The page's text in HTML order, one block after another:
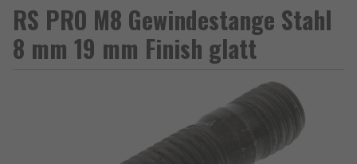
RS PRO M8 Gewindestange Stahl
8 mm 19 mm Finish glatt